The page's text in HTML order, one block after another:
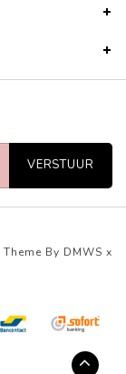
VERSTUUR
Theme By DMWS x